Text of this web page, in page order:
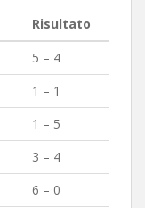
Risultato
5 – 4
1 – 1
1 – 5
3 – 4
6 – 0